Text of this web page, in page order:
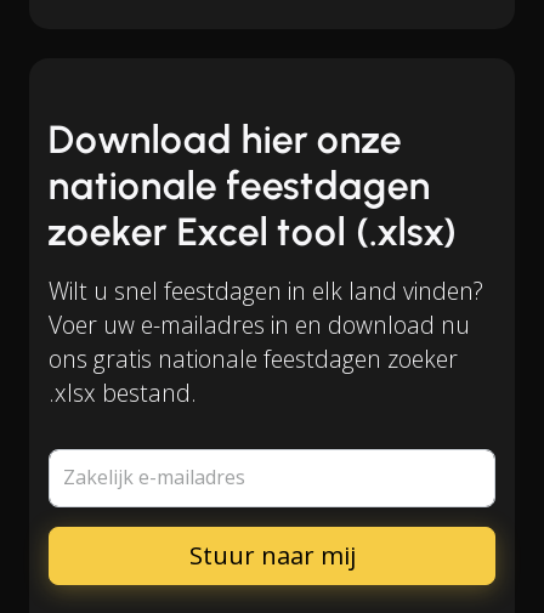
Download hier onze
nationale feestdagen
zoeker Excel tool (.xlsx)
Wilt u snel feestdagen in elk land vinden?
Voer uw e-mailadres in en download nu
ons gratis nationale feestdagen zoeker
.xlsx bestand.
Zakelijk e-mailadres